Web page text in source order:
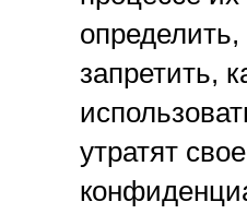
запретить,
утратят